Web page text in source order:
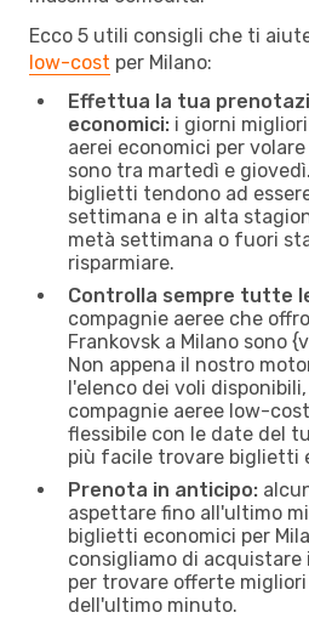
Ecco 5 utili consigli che ti
low-cost per Milano:
Effettua la tua
economici: i giorni
aerei economici per
sono tra martedì e
biglietti tendono ad
settimana e in alta
metà settimana o fuori
risparmiare.
Controlla sempre tutte
compagnie aeree che
Frankovsk a Milano sono
Non appena il nostro
l'elenco dei voli
compagnie aeree low-
flessibile con le date del
più facile trovare biglietti
Prenota in anticipo:
aspettare fino all'ultimo
biglietti economici per
consigliamo di
per trovare offerte
dell'ultimo minuto.